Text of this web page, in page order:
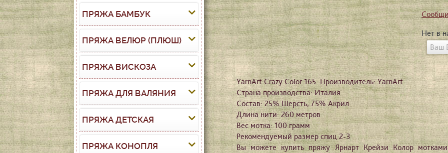
ПРЯЖА БАМБУК
ПРЯЖА ВЕЛЮР (ПЛЮШ)
ПРЯЖА ВИСКОЗА
ПРЯЖА ДЛЯ ВАЛЯНИЯ
ПРЯЖА ДЕТСКАЯ
ПРЯЖА КОНОПЛЯ
Нет в
YarnArt Crazy Color 165. Производитель: YarnArt
Страна производства: Италия
Состав: 25% Шерсть, 75% Акрил
Длина нити: 260 метров
Вес мотка: 100 грамм
Рекомендуемый размер спиц 2-3
Вы можете купить пряжу Ярнарт Крейзи Колор